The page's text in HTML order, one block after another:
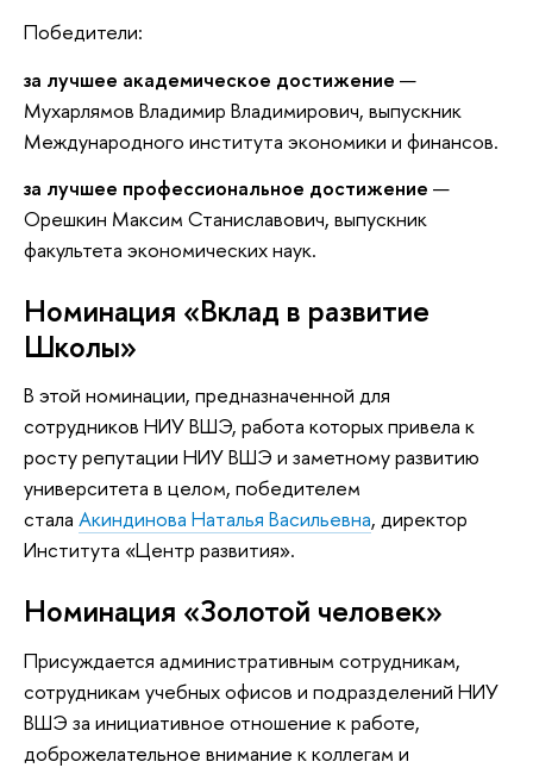
Победители:
за лучшее академическое достижение —
Мухарлямов Владимир Владимирович, выпускник
Международного института экономики и финансов.
за лучшее профессиональное достижение —
Орешкин Максим Станиславович, выпускник
факультета экономических наук.
Номинация «Вклад в развитие
Школы»
В этой номинации, предназначенной для
сотрудников НИУ ВШЭ, работа которых привела к
росту репутации НИУ ВШЭ и заметному развитию
университета в целом, победителем
стала Акиндинова Наталья Васильевна, директор
Института «Центр развития».
Номинация «Золотой человек»
Присуждается административным сотрудникам,
сотрудникам учебных офисов и подразделений НИУ
ВШЭ за инициативное отношение к работе,
доброжелательное внимание к коллегам и